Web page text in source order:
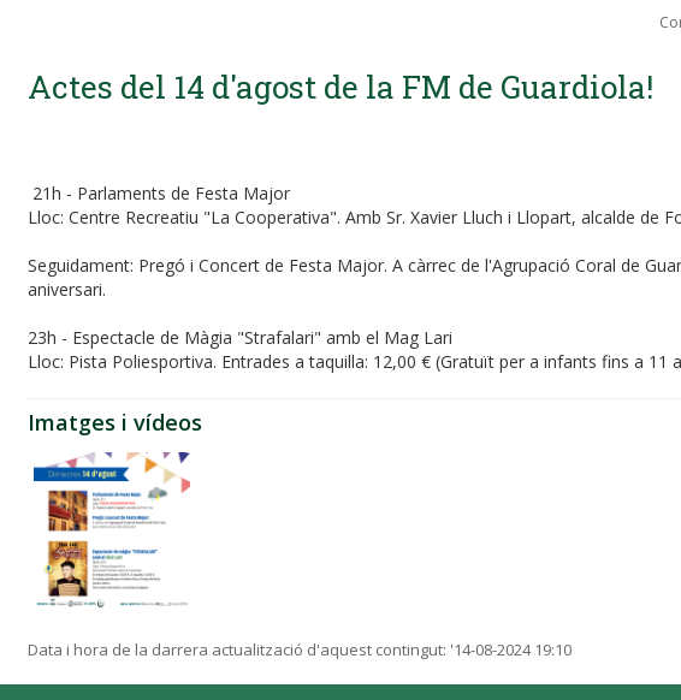
Actes del 14 d'agost de la FM de Guardiola!
21h - Parlaments de Festa Major
Lloc: Centre Recreatiu "La Cooperativa". Amb Sr. Xavier Lluch i Llopart, alcalde de
Seguidament: Pregó i Concert de Festa Major. A càrrec de l'Agrupació Coral de
aniversari.
23h - Espectacle de Màgia "Strafalari" amb el Mag Lari
Lloc: Pista Poliesportiva. Entrades a taquilla: 12,00 € (Gratuït per a infants fins a 11
Imatges i vídeos
Data i hora de la darrera actualització d'aquest contingut: '14-08-2024 19:10